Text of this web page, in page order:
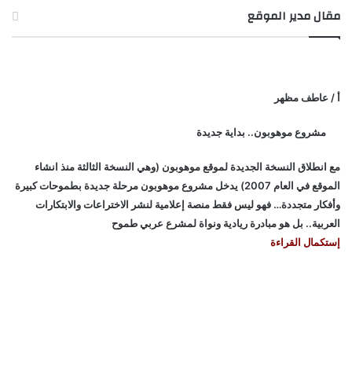
مقال مدير الموقع
أ / عاطف مظهر
مشروع موهوبون.. بداية جديدة
مع انطلاق النسخة الجديدة لموقع موهوبون (وهي النسخة الثالثة منذ انشاء
الموقع في العام 2007) يدخل مشروع موهوبون مرحلة جديدة بطموحات كبيرة
وأفكار متجددة… فهو ليس فقط منصة إعلامية لنشر الاختراعات والابتكارات
العربية.. بل هو مبادرة ريادية ونواة لمشرع عربي طموح
إستكمال القراءة